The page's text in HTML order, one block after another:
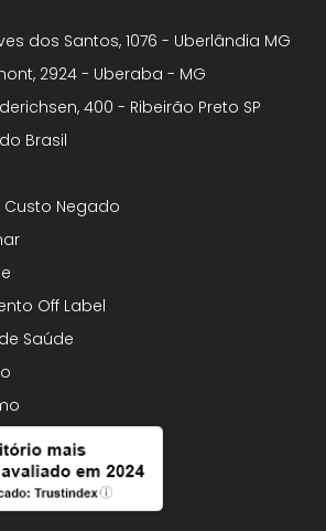
dos Santos, 1076 - Uberlândia MG
2924 - Uberaba - MG
400 - Ribeirão Preto SP
Brasil
Negado
Off Label
Saúde